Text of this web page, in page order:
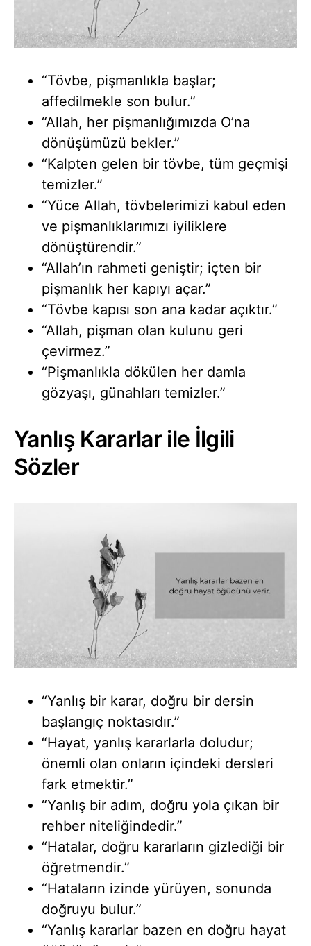
“Tövbe, pişmanlıkla başlar;
affedilmekle son bulur.”
“Allah, her pişmanlığımızda O’na
dönüşümüzü bekler.”
“Kalpten gelen bir tövbe, tüm geçmişi
temizler.”
“Yüce Allah, tövbelerimizi kabul eden
ve pişmanlıklarımızı iyiliklere
dönüştürendir.”
“Allah’ın rahmeti geniştir; içten bir
pişmanlık her kapıyı açar.”
“Tövbe kapısı son ana kadar açıktır.”
“Allah, pişman olan kulunu geri
çevirmez.”
“Pişmanlıkla dökülen her damla
gözyaşı, günahları temizler.”
Yanlış Kararlar ile İlgili
Sözler
“Yanlış bir karar, doğru bir dersin
başlangıç noktasıdır.”
“Hayat, yanlış kararlarla doludur;
önemli olan onların içindeki dersleri
fark etmektir.”
“Yanlış bir adım, doğru yola çıkan bir
rehber niteliğindedir.”
“Hatalar, doğru kararların gizlediği bir
öğretmendir.”
“Hataların izinde yürüyen, sonunda
doğruyu bulur.”
“Yanlış kararlar bazen en doğru hayat